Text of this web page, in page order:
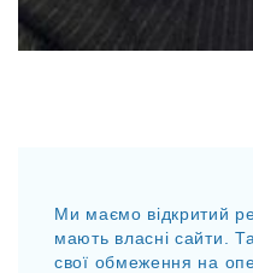
Ми маємо відкритий
мають власні сайти.
свої обмеження на